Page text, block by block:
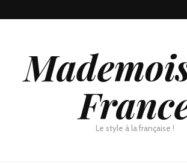
Le style à la française !